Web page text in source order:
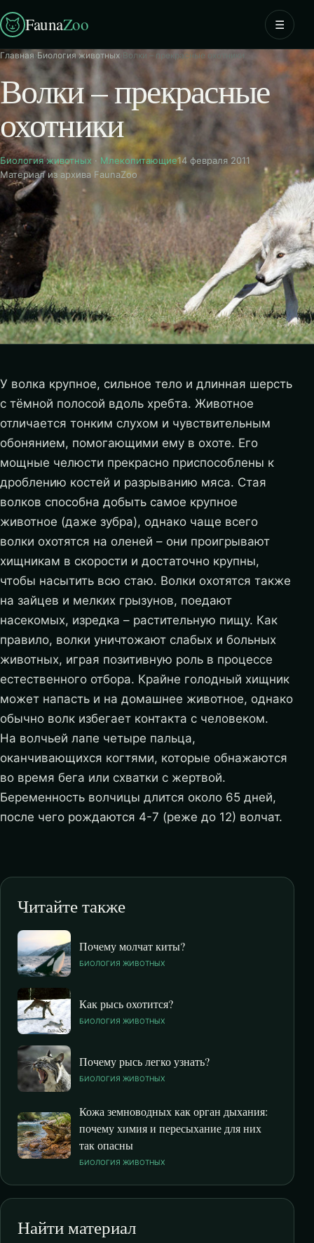
FaunaZoo ☰
Главная› Биология животных Волки – прекрасные охотники
Волки – прекрасные
охотники
Биология животных · Млекопитающие14 февраля 2011
Материал из архива FaunaZoo
У волка крупное, сильное тело и длинная шерсть
с тёмной полосой вдоль хребта. Животное
отличается тонким слухом и чувствительным
обонянием, помогающими ему в охоте. Его
мощные челюсти прекрасно приспособлены к
дроблению костей и разрыванию мяса. Стая
волков способна добыть самое крупное
животное (даже зубра), однако чаще всего
волки охотятся на оленей – они проигрывают
хищникам в скорости и достаточно крупны,
чтобы насытить всю стаю. Волки охотятся также
на зайцев и мелких грызунов, поедают
насекомых, изредка – растительную пищу. Как
правило, волки уничтожают слабых и больных
животных, играя позитивную роль в процессе
естественного отбора. Крайне голодный хищник
может напасть и на домашнее животное, однако
обычно волк избегает контакта с человеком.
На волчьей лапе четыре пальца,
оканчивающихся когтями, которые обнажаются
во время бега или схватки с жертвой.
Беременность волчицы длится около 65 дней,
после чего рождаются 4-7 (реже до 12) волчат.
Читайте также
Почему молчат киты?
БИОЛОГИЯ ЖИВОТНЫХ
Как рысь охотится?
БИОЛОГИЯ ЖИВОТНЫХ
Почему рысь легко узнать?
БИОЛОГИЯ ЖИВОТНЫХ
Кожа земноводных как орган дыхания:
почему химия и пересыхание для них
так опасны
БИОЛОГИЯ ЖИВОТНЫХ
Найти материал